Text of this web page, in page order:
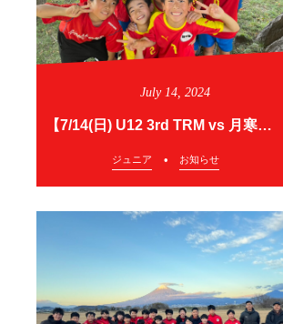
July 14, 2024
【7/14(日) U12 3rd TRM vs 月寒少年団・新琴似西SS】
ジュニア お知らせ